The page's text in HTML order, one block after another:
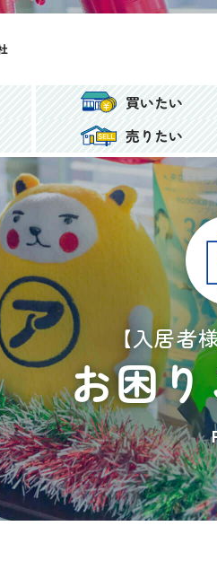
買いたい
売りたい
【入居者
お困